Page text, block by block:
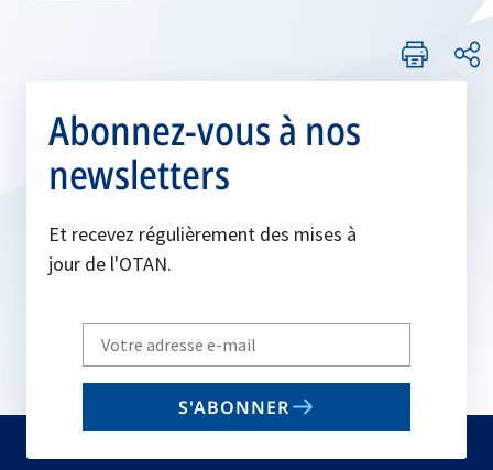
Abonnez-vous à nos
newsletters
Et recevez régulièrement des mises à
jour de l'OTAN.
Write
your
email
S'ABONNER